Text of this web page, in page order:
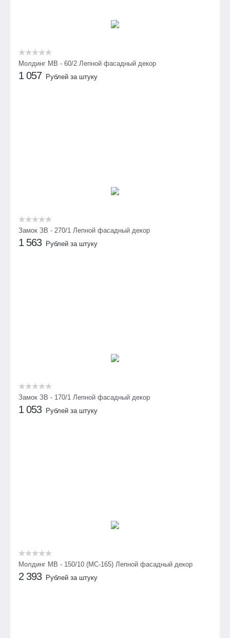
Молдинг МВ - 60/2 Лепной фасадный декор
1 057 Рублей за штуку
Замок ЗВ - 270/1 Лепной фасадный декор
1 563 Рублей за штуку
Замок ЗВ - 170/1 Лепной фасадный декор
1 053 Рублей за штуку
Молдинг МВ - 150/10 (МС-165) Лепной фасадный декор
2 393 Рублей за штуку